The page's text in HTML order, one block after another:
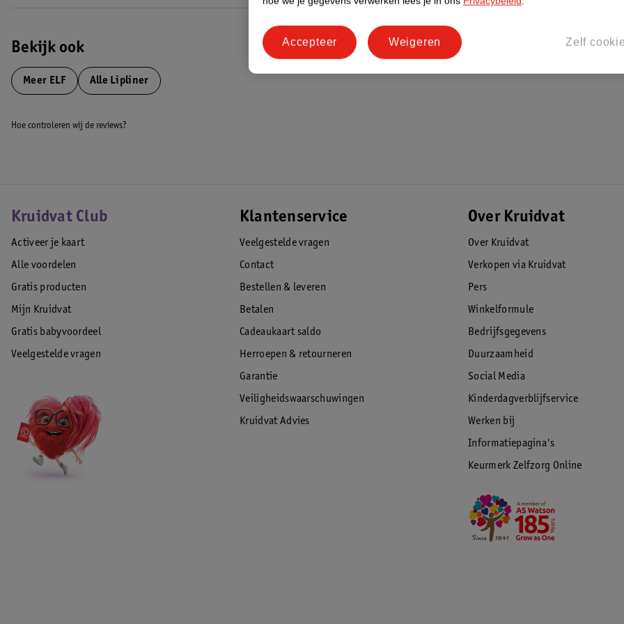
Bekijk ook
Meer ELF Alle Lipliner
Hoe controleren wij de reviews?
Kruidvat Club
Activeer je kaart
Alle voordelen
Gratis producten
Mijn Kruidvat
Gratis babyvoordeel
Veelgestelde vragen
Klantenservice
Veelgestelde vragen
Contact
Bestellen & leveren
Betalen
Cadeaukaart saldo
Herroepen & retourneren
Garantie
Veiligheidswaarschuwingen
Kruidvat Advies
Over Kruidvat
Over Kruidvat
Verkopen via Kruidvat
Pers
Winkelformule
Bedrijfsgegevens
Duurzaamheid
Social Media
Kinderdagverblijfservice
Werken bij
Informatiepagina's
Keurmerk Zelfzorg Online
Zelf
Weigeren
Accepteer